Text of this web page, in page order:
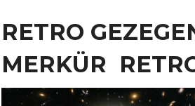
RETRO
MERKÜR